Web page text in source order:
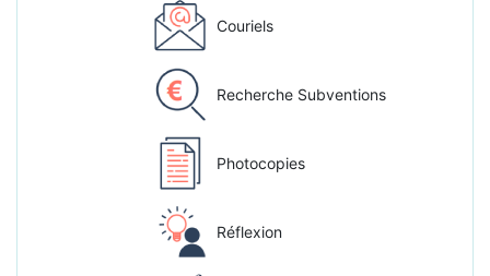
Couriels
Recherche Subventions
Photocopies
Réflexion